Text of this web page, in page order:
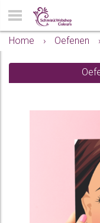
Home
› Oefenen ›